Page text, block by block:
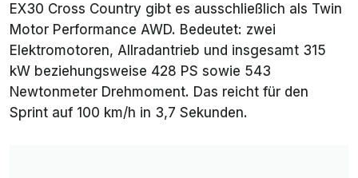
EX30 Cross Country gibt es ausschließlich als Twin
Motor Performance AWD. Bedeutet: zwei
Elektromotoren, Allradantrieb und insgesamt 315
kW beziehungsweise 428 PS sowie 543
Newtonmeter Drehmoment. Das reicht für den
Sprint auf 100 km/h in 3,7 Sekunden.